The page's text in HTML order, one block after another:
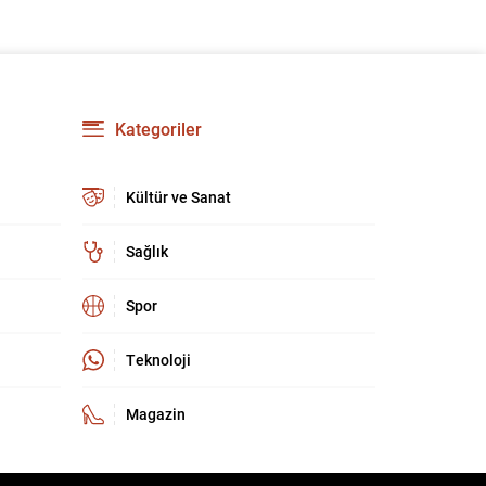
Kategoriler
Kültür ve Sanat
Sağlık
Spor
Teknoloji
Magazin